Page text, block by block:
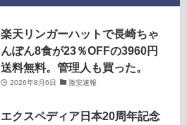
楽天リンガーハットで長崎ちゃ
んぽん8食が23％OFFの3960円
送料無料。管理人も買った。
2026年8月6日 激安速報
エクスペディア日本20周年記念